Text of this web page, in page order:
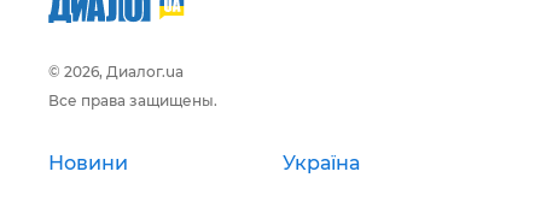
© 2026, Диалог.ua
Все права защищены.
Новини Україна